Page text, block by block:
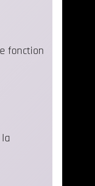
fonction